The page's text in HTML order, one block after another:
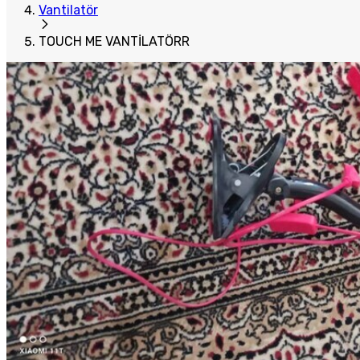
Vantilatör
TOUCH ME VANTİLATÖRR